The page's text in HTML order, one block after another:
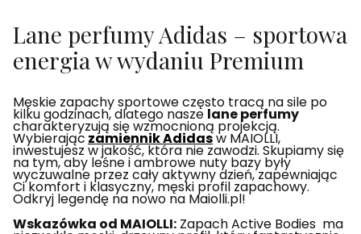
Lane perfumy Adidas – sportowa
energia w wydaniu Premium
Męskie zapachy sportowe często tracą na sile po
kilku godzinach, dlatego nasze lane perfumy
charakteryzują się wzmocnioną projekcją.
Wybierając zamiennik Adidasw MAIOLLI,
inwestujesz w jakość, która nie zawodzi. Skupiamy się
na tym, aby leśne i ambrowe nuty bazy były
wyczuwalne przez cały aktywny dzień, zapewniając
Ci komfort i klasyczny, męski profil zapachowy.
Odkryj legendę na nowo na Maiolli.pl!
Wskazówka od MAIOLLI: Zapach Active Bodies ma